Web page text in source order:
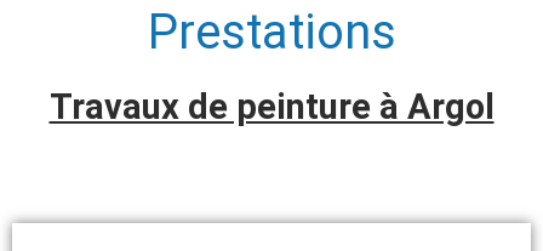
Prestations
Travaux de peinture à Argol